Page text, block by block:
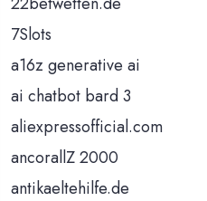
7Slots
a16z generative ai
ai chatbot bard 3
aliexpressofficial.com
ancorallZ 2000
antikaeltehilfe.de